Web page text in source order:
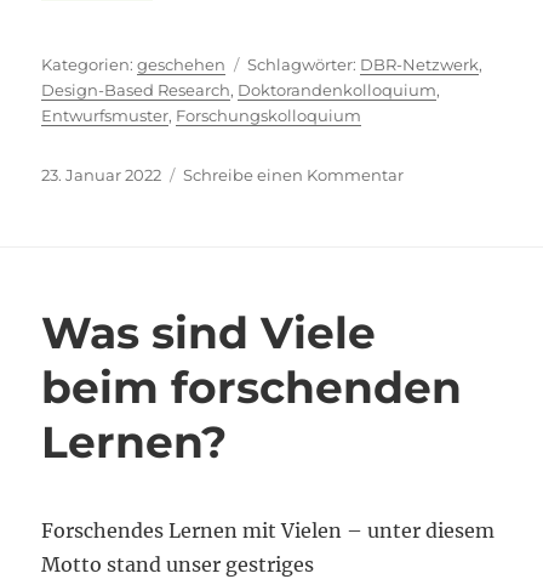
Kategorien
geschehen Schlagwörter
DBR-Netzwerk,
Design-Based Research, Doktorandenkolloquium,
Entwurfsmuster, Forschungskolloquium
Veröffentlicht
23. Januar 2022 Schreibe einen Kommentarzu
Was sind Viele
beim forschenden
Lernen?
Forschendes Lernen mit Vielen – unter diesem
Motto stand unser gestriges